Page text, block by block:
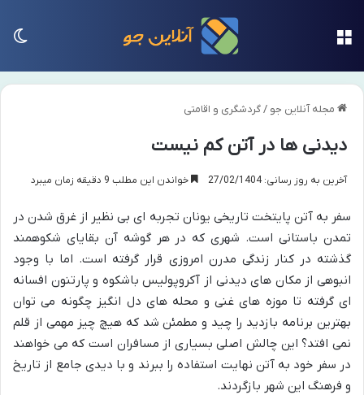
مجله آنلاین جو /گردشگری و اقامتی
دیدنی ها در آتن کم نیست
آخرین به روز رسانی: 27/02/1404 خواندن این مطلب 9 دقیقه زمان میبرد
سفر به آتن پایتخت تاریخی یونان تجربه ای بی نظیر از غرق شدن در
تمدن باستانی است. شهری که در هر گوشه آن بقایای شکوهمند
گذشته در کنار زندگی مدرن امروزی قرار گرفته است. اما با وجود
انبوهی از مکان های دیدنی از آکروپولیس باشکوه و پارتنون افسانه
ای گرفته تا موزه های غنی و محله های دل انگیز چگونه می توان
بهترین برنامه بازدید را چید و مطمئن شد که هیچ چیز مهمی از قلم
نمی افتد؟ این چالش اصلی بسیاری از مسافران است که می خواهند
در سفر خود به آتن نهایت استفاده را ببرند و با دیدی جامع از تاریخ
و فرهنگ این شهر بازگردند.